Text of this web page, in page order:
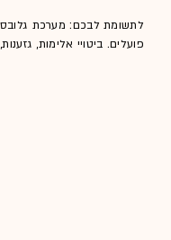
לתשומת לבכם: מערכת גלובס
פועלים. ביטויי אלימות,